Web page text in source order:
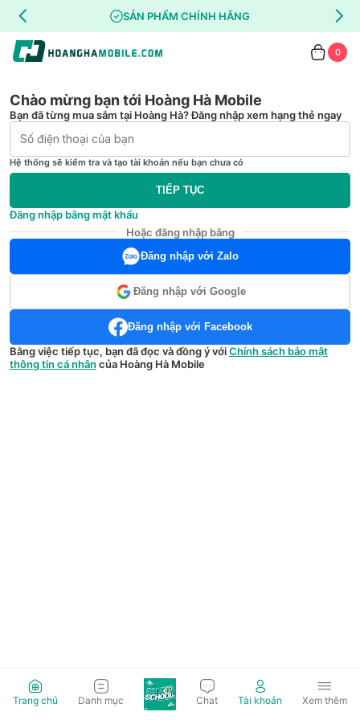
SẢN PHẨM CHÍNH HÃNG
0
Chào mừng bạn tới Hoàng Hà Mobile
Bạn đã từng mua sắm tại Hoàng Hà? Đăng nhập xem hạng thẻ ngay
Hệ thống sẽ kiểm tra và tạo tài khoản nếu bạn chưa có
TIẾP TỤC
Đăng nhập bằng mật khẩu
Hoặc đăng nhập bằng
Đăng nhập với Zalo
Đăng nhập với Google
Đăng nhập với Facebook
Bằng việc tiếp tục, bạn đã đọc và đồng ý vớiChính sách bảo mật
thông tin cá nhân của Hoàng Hà Mobile
Trang chủ Danh mục Chat Tài khoản Xem thêm